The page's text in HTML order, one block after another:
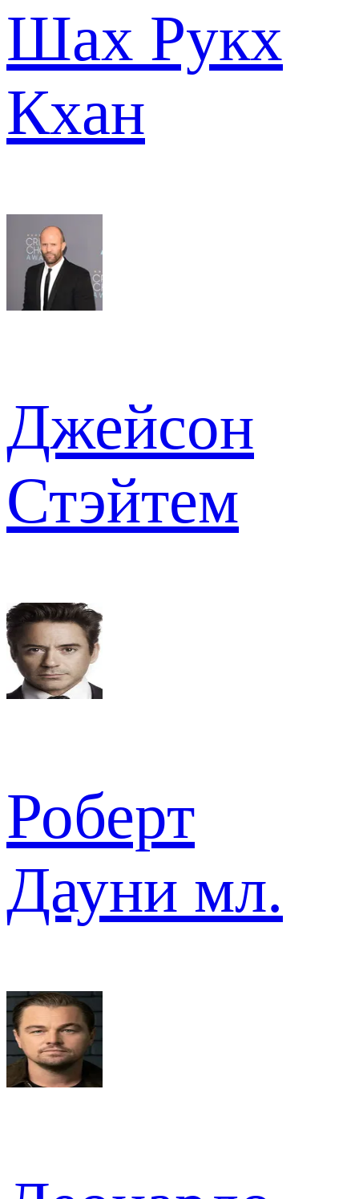
Шах Рукх
Кхан
Джейсон
Стэйтем
Роберт
Дауни мл.